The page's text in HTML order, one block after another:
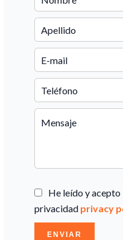
He leído y
privacidad privacy
ENVIAR